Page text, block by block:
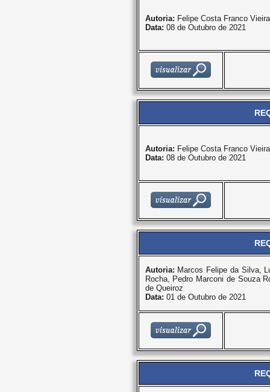
Autoria: Felipe Costa Franco Vieira
Data: 08 de Outubro de 2021
Autoria: Felipe Costa Franco Vieira
Data: 08 de Outubro de 2021
Autoria: Marcos Felipe da Silva,
Rocha, Pedro Marconi de Souza
de Queiroz
Data: 01 de Outubro de 2021